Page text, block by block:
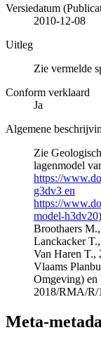
Versiedatum
2010-12-08
Uitleg
Zie vermelde
Conform verklaard
Ja
Algemene
Zie
lagenmodel
https://
g3dv3 en
https://
model-h3dv20
Broothaers
Lanckacker
Van Haren T.,
Vlaams
Omgeving) en
2018/RMA/R/
Meta-